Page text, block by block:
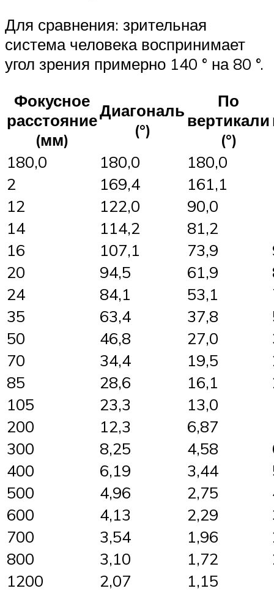
Для сравнения: зрительная
система человека воспринимает
угол зрения примерно 140 ° на 80 °.
Фокусное
расстояние
(мм)
Диагональ
(°)
По
вертикали
(°)
180,0 180,0
180,0
2
169,4 161,1
12
122,0 90,0
14
114,2 81,2
16
107,1 73,9
20
94,5 61,9
24
84,1 53,1
35
63,4 37,8
50
46,8 27,0
70
34,4 19,5
85
28,6 16,1
105
23,3 13,0
200
12,3 6,87
300
8,25 4,58
400
6,19 3,44
500
4,96 2,75
600
4,13 2,29
700
3,54 1,96
800
3,10 1,72
1200
2,07 1,15